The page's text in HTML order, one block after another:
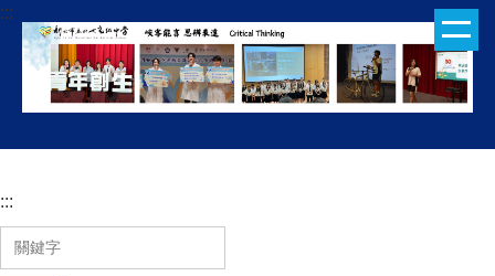
跳
到
容
:::
:::